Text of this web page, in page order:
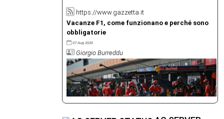
https://www.gazzetta.it
Vacanze F1, come funzionano e perché sono
obbligatorie
07 Aug 2026
Giorgio Burreddu